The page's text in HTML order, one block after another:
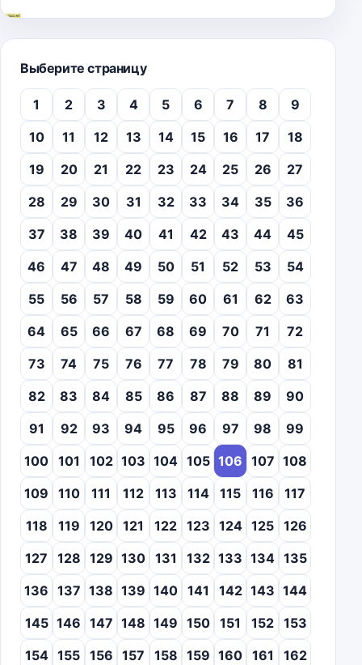
Выберите страницу
1 2 3 4 5 6 7 8
9
10
11 12 13 14 15 16 17
18
19
20 21 22 23 24 25 26
27
28
29 30 31 32 33 34 35
36
37
38 39 40 41 42 43 44
45
46
47 48 49 50 51 52 53
54
55
56 57 58 59 60 61 62
63
64
65 66 67 68 69 70 71
72
73
74 75 76 77 78 79 80
81
82
83 84 85 86 87 88 89
90
91
92 93 94 95 96 97 98
99
100 101 102 103 104 105 106 107 108
109
110 111 112 113 114 115 116
117
118
119 120 121 122 123 124 125 126
127
128 129 130 131 132 133 134 135
136 137 138 139 140 141 142 143 144
145 146 147 148 149 150 151 152 153
154 155 156 157 158 159 160 161 162